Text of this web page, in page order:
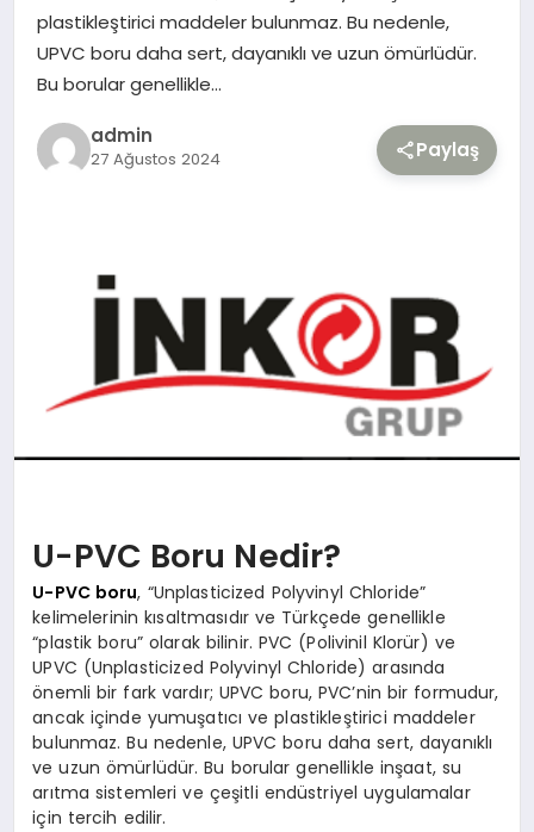
TEKNOLOJI
plastikleştirici maddeler bulunmaz. Bu nedenle,
UPVC boru daha sert, dayanıklı ve uzun ömürlüdür.
Bu borular genellikle…
admin
27 Ağustos 2024 Paylaş
U-PVC Boru Nedir?
U-PVC boru, “Unplasticized Polyvinyl Chloride”
kelimelerinin kısaltmasıdır ve Türkçede genellikle
“plastik boru” olarak bilinir. PVC (Polivinil Klorür) ve
UPVC (Unplasticized Polyvinyl Chloride) arasında
önemli bir fark vardır; UPVC boru, PVC’nin bir formudur,
ancak içinde yumuşatıcı ve plastikleştirici maddeler
bulunmaz. Bu nedenle, UPVC boru daha sert, dayanıklı
ve uzun ömürlüdür. Bu borular genellikle inşaat, su
arıtma sistemleri ve çeşitli endüstriyel uygulamalar
için tercih edilir.